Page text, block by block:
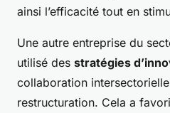
ainsi l’efficacité tout en
Une autre entreprise du
utilisé des stratégies
collaboration
restructuration. Cela a